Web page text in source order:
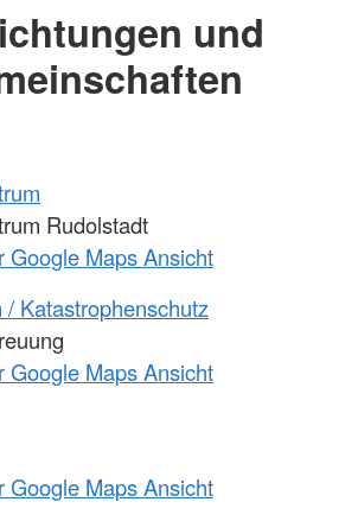
und
Rudolstadt
Google Maps Ansicht
/ Katastrophenschutz
Google Maps Ansicht
Google Maps Ansicht